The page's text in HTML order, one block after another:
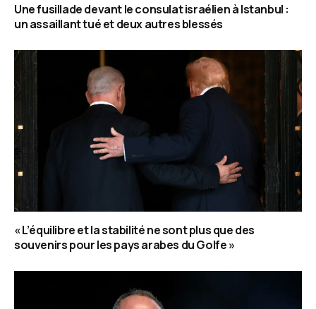
Une fusillade devant le consulat israélien à Istanbul :
un assaillant tué et deux autres blessés
« L’équilibre et la stabilité ne sont plus que des
souvenirs pour les pays arabes du Golfe »